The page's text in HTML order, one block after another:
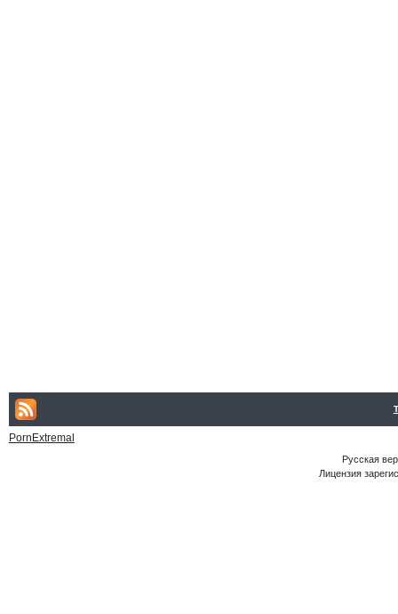
PornExtremal
Русская
Лицензия